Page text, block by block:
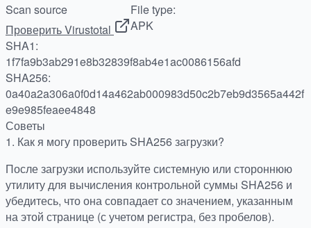
Scan source
Проверить Virustotal
File type:
APK
SHA1:
1f7fa9b3ab291e8b32839f8ab4e1ac0086156afd
SHA256:
0a40a2a306a0f0d14a462ab000983d50c2b7eb9d3565a442f
e9e985feaee4848
Советы
1. Как я могу проверить SHA256 загрузки?
После загрузки используйте системную или стороннюю
утилиту для вычисления контрольной суммы SHA256 и
убедитесь, что она совпадает со значением, указанным
на этой странице (с учетом регистра, без пробелов).